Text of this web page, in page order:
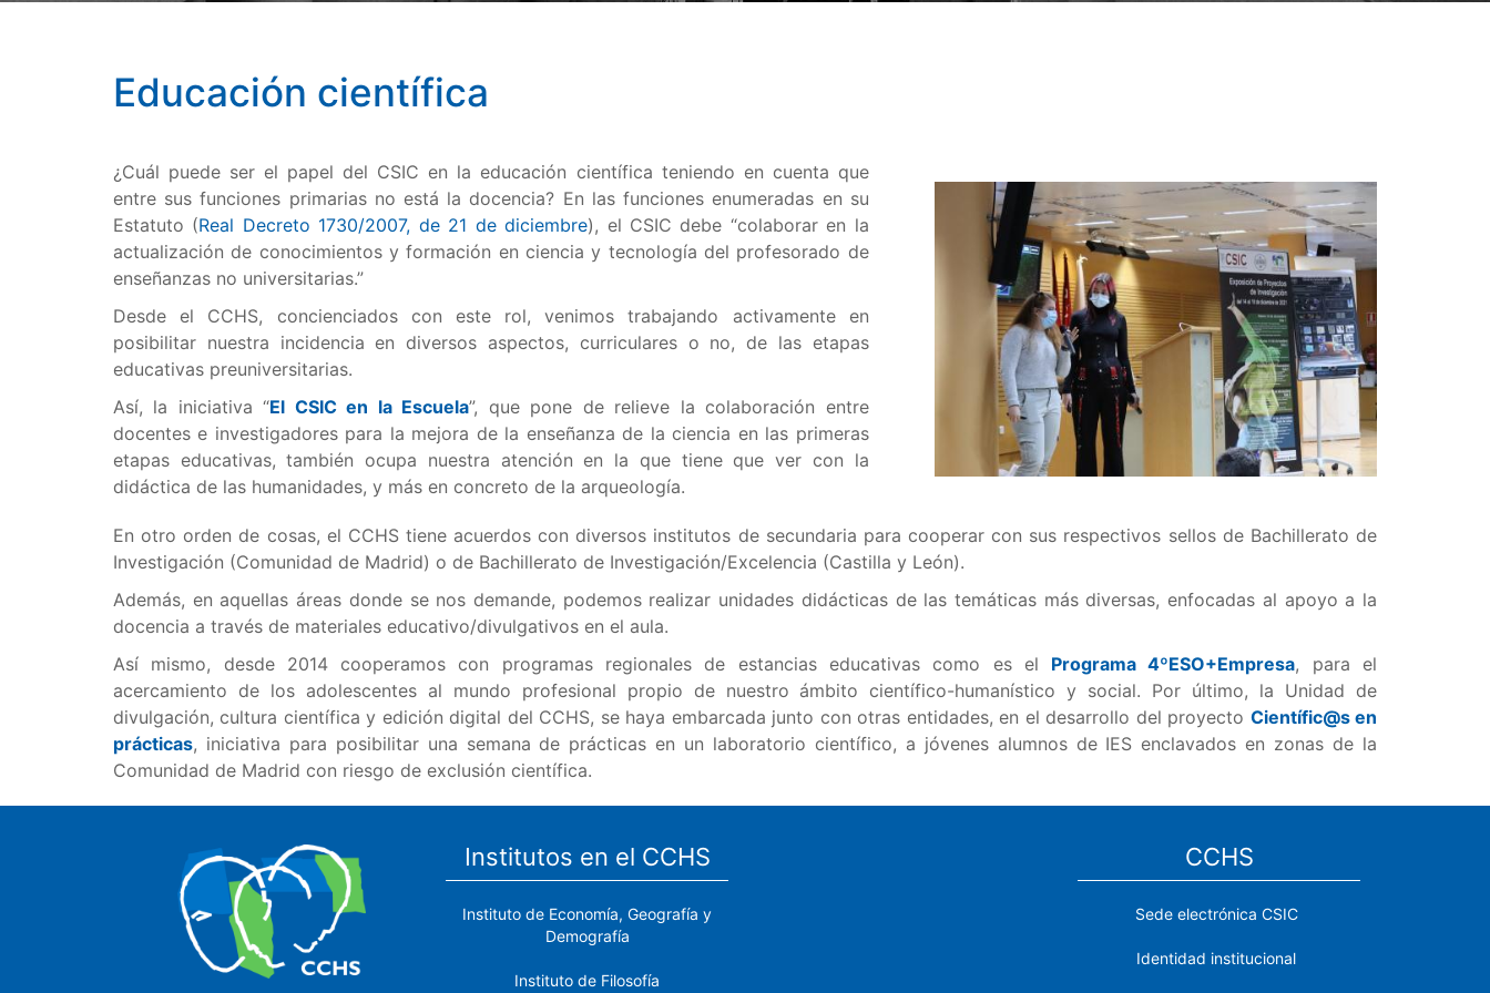
Educación científica
¿Cuál puede ser el papel del CSIC en la educación científica teniendo en cuenta que
entre sus funciones primarias no está la docencia? En las funciones enumeradas en su
Estatuto (Real Decreto 1730/2007, de 21 de diciembre), el CSIC debe “colaborar en la
actualización de conocimientos y formación en ciencia y tecnología del profesorado de
enseñanzas no universitarias.”
Desde el CCHS, concienciados con este rol, venimos trabajando activamente en
posibilitar nuestra incidencia en diversos aspectos, curriculares o no, de las etapas
educativas preuniversitarias.
Así, la iniciativa “El CSIC en la Escuela”, que pone de relieve la colaboración entre
docentes e investigadores para la mejora de la enseñanza de la ciencia en las primeras
etapas educativas, también ocupa nuestra atención en la que tiene que ver con la
didáctica de las humanidades, y más en concreto de la arqueología.
En otro orden de cosas, el CCHS tiene acuerdos con diversos institutos de secundaria para cooperar con sus respectivos sellos de Bachillerato de
Investigación (Comunidad de Madrid) o de Bachillerato de Investigación/Excelencia (Castilla y León).
Además, en aquellas áreas donde se nos demande, podemos realizar unidades didácticas de las temáticas más diversas, enfocadas al apoyo a la
docencia a través de materiales educativo/divulgativos en el aula.
Así mismo, desde 2014 cooperamos con programas regionales de estancias educativas como es el Programa 4ºESO+Empresa, para el
acercamiento de los adolescentes al mundo profesional propio de nuestro ámbito científico-humanístico y social. Por último, la Unidad de
divulgación, cultura científica y edición digital del CCHS, se haya embarcada junto con otras entidades, en el desarrollo del proyecto Científic@s en
prácticas, iniciativa para posibilitar una semana de prácticas en un laboratorio científico, a jóvenes alumnos de IES enclavados en zonas de la
Comunidad de Madrid con riesgo de exclusión científica.
Institutos en el CCHS
Instituto de Economía, Geografía y
Demografía
Instituto de Filosofía
CCHS
Sede electrónica CSIC
Identidad institucional